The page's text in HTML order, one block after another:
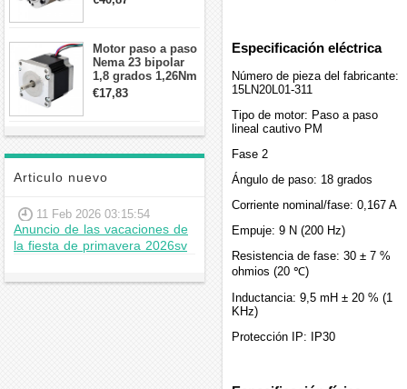
arcmin para motor
Motor paso a paso
Nema 23 bipolar
1,8 grados 1,26Nm
2,8A 2,5V
57x57x56mm 4
€17,83
Articulo nuevo
11 Feb 2026 03:15:54
Anuncio de las vacaciones de
la fiesta de primavera 2026sv
Especificación eléctrica
Número de pieza del fabricante:
15LN20L01-311
Tipo de motor: Paso a paso
lineal cautivo PM
Fase 2
Ángulo de paso: 18 grados
Corriente nominal/fase: 0,167 A
Empuje: 9 N (200 Hz)
Resistencia de fase: 30 ± 7 %
ohmios (20 ℃)
Inductancia: 9,5 mH ± 20 % (1
KHz)
Protección IP: IP30